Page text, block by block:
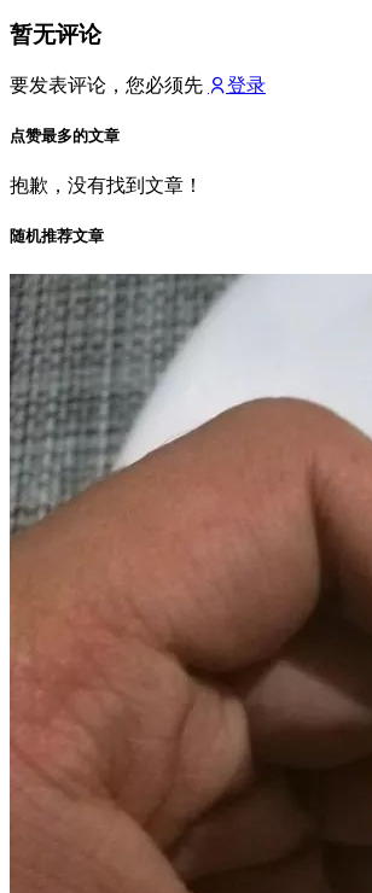
暂无评论
要发表评论，您必须先 登录
点赞最多的文章
抱歉，没有找到文章！
随机推荐文章